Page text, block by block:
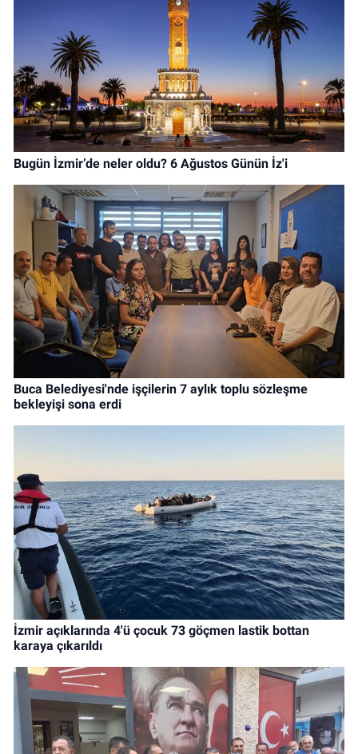
Bugün İzmir’de neler oldu? 6 Ağustos Günün İz'i
Buca Belediyesi'nde işçilerin 7 aylık toplu sözleşme
bekleyişi sona erdi
İzmir açıklarında 4'ü çocuk 73 göçmen lastik bottan
karaya çıkarıldı